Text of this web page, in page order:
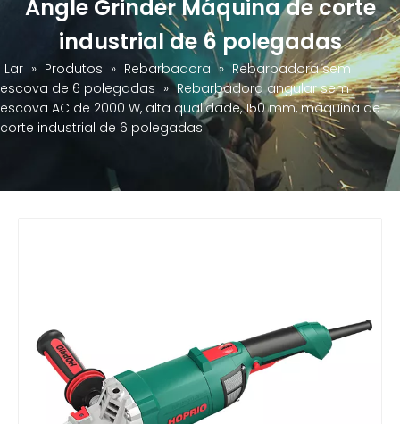
Angle Grinder Máquina de corte
industrial de 6 polegadas
Lar » Produtos » Rebarbadora » Rebarbadora sem
escova de 6 polegadas » Rebarbadora angular sem
escova AC de 2000 W, alta qualidade, 150 mm, máquina de
corte industrial de 6 polegadas